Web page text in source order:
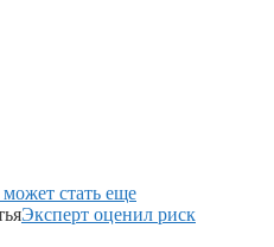
стать еще
Эксперт оценил риск